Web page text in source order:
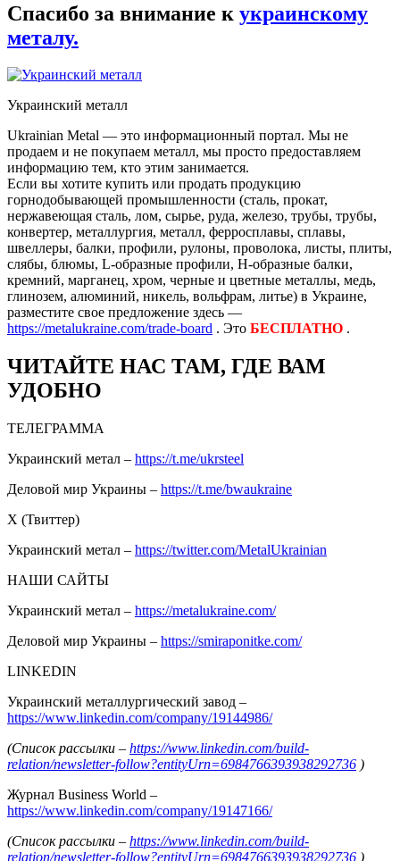
Спасибо за внимание к украинскому
металу.
Украинский металл
Ukrainian Metal — это информационный портал. Мы не
продаем и не покупаем металл, мы просто предоставляем
информацию тем, кто этим занимается.
Если вы хотите купить или продать продукцию
горнодобывающей промышленности (сталь, прокат,
нержавеющая сталь, лом, сырье, руда, железо, трубы, трубы,
конвертер, металлургия, металл, ферросплавы, сплавы,
швеллеры, балки, профили, рулоны, проволока, листы, плиты,
слябы, блюмы, L-образные профили, H-образные балки,
кремний, марганец, хром, черные и цветные металлы, медь,
глинозем, алюминий, никель, вольфрам, литье) в Украине,
разместите свое предложение здесь —
https://metalukraine.com/trade-board . Это БЕСПЛАТНО .
ЧИТАЙТЕ НАС ТАМ, ГДЕ ВАМ
УДОБНО
ТЕЛЕГРАММА
Украинский метал – https://t.me/ukrsteel
Деловой мир Украины – https://t.me/bwaukraine
Х (Твиттер)
Украинский метал – https://twitter.com/MetalUkrainian
НАШИ САЙТЫ
Украинский метал – https://metalukraine.com/
Деловой мир Украины – https://smiraponitke.com/
LINKEDIN
Украинский металлургический завод –
https://www.linkedin.com/company/19144986/
(Список рассылки – https://www.linkedin.com/build-
relation/newsletter-follow?entityUrn=6984766393938292736 )
Журнал Business World –
https://www.linkedin.com/company/19147166/
(Список рассылки – https://www.linkedin.com/build-
relation/newsletter-follow?entityUrn=6984766393938292736 )